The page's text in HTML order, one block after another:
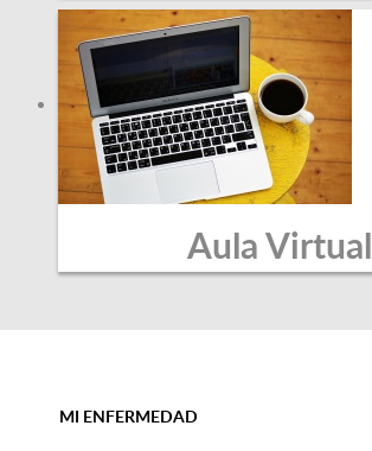
Aula Virtual
MI ENFERMEDAD